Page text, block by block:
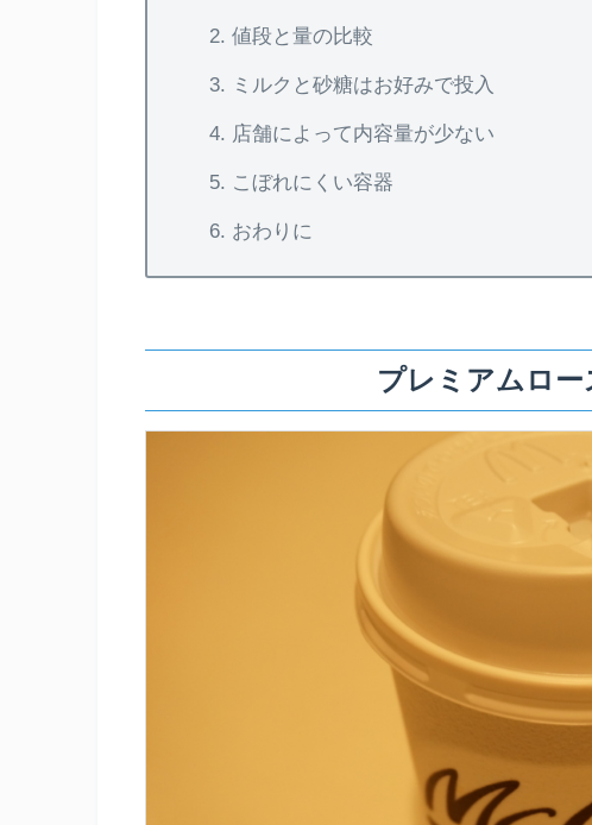
値段と量の比較
ミルクと砂糖はお好みで投入
店舗によって内容量が少ない
こぼれにくい容器
おわりに
プレミアムロ